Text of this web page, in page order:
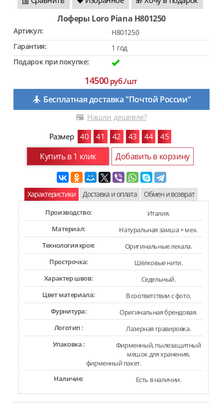
Лоферы Loro Piana H801250
Артикул:
H801250
Гарантия:
1 год
Подарок при покупке:
14500руб./шт
Бесплатная доставка "Почтой России"
Нашли дешевле?
Размер
40 41 42 43 44 45
Купить в 1 клик Добавить в корзину
Характеристики Доставка и оплата Обмен и возврат
Производство:
Италия.
Материал:
Натуральная замша + мех.
Технология кроя:
Оригинальные лекала.
Прострочка:
Шёлковые нити.
Характер швов:
Седельный.
Цвет материала:
В соответствии с фото.
Фурнитура:
Оригинальная брендовая.
Логотип :
Лазерная гравировка.
Упаковка :
Фирменный, пылезащитный
мешок для хранения,
фирменный пакет.
Наличие:
Есть в наличии.